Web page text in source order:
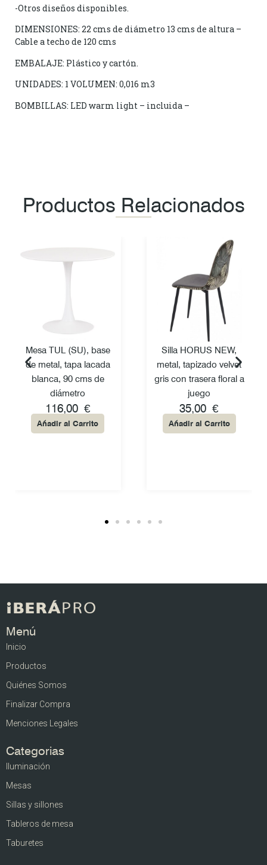
-Otros diseños disponibles.
DIMENSIONES: 22 cms de diámetro 13 cms de altura –
Cable a techo de 120 cms
EMBALAJE: Plástico y cartón.
UNIDADES: 1 VOLUMEN: 0,016 m3
BOMBILLAS: LED warm light – incluida –
Productos Relacionados
Mesa TUL (SU), base
de metal, tapa lacada
blanca, 90 cms de
diámetro
116,00 €
Añadir al Carrito
Silla HORUS NEW,
metal, tapizado velvet
gris con trasera floral a
juego
35,00€
Añadir al Carrito
Menú
Inicio
Productos
Quiénes Somos
Finalizar Compra
Menciones Legales
Categorias
Iluminación
Mesas
Sillas y sillones
Tableros de mesa
Taburetes